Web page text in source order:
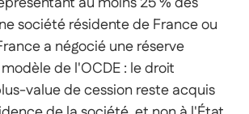
société résidente de France ou
a négocié une réserve
de l'OCDE : le droit
value de cession reste acquis